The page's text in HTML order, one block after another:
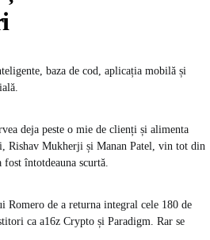
baza de cod, aplicația mobilă și
deja peste o mie de clienți și alimenta
Rishav Mukherji și Manan Patel, vin tot din
fost întotdeauna scurtă.
Romero de a returna integral cele 180 de
ca a16z Crypto și Paradigm. Rar se